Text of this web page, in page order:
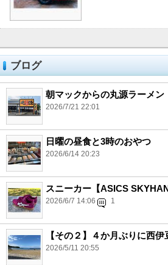
ブログ
朝マックからの丸源ラーメン
2026/7/21 22:01
日曜の昼食と3時のおやつ
2026/6/14 20:23
スニーカー【ASICS
2026/6/7 14:06 1
【その２】４か月ぶりに西伊
2026/5/11 20:55